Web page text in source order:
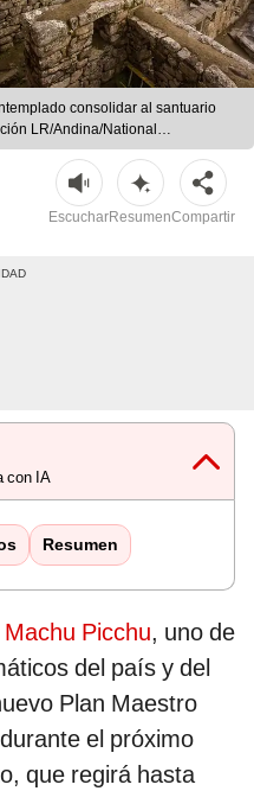
consolidar al santuario
LR/Andina/National
EscucharResumenCompartir
con IA
Resumen
Picchu, uno de
del país y del
Plan Maestro
el próximo
que regirá hasta